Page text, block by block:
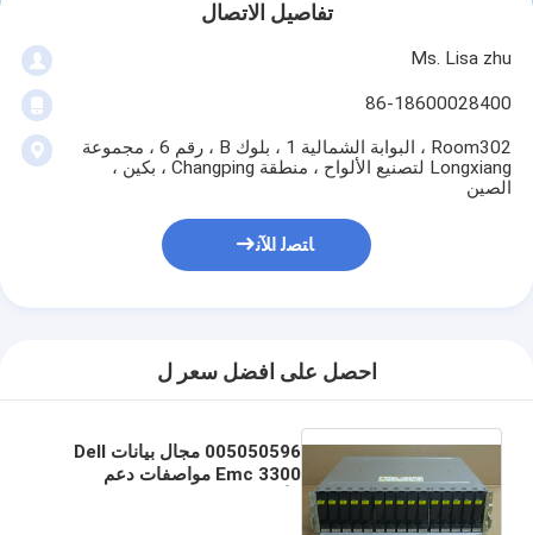
تفاصيل الاتصال
Ms. Lisa zhu
86-18600028400
Room302 ، البوابة الشمالية 1 ، بلوك B ، رقم 6 ، مجموعة
Longxiang لتصنيع الألواح ، منطقة Changping ، بكين ،
الصين
ﺎﺘﺼﻟ ﺍﻶﻧ
احصل على افضل سعر ل
005050596 مجال بيانات Dell
Emc 3300 مواصفات دعم